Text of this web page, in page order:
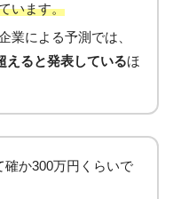
います。
業による予測では、
えると発表しているほ
確か300万円くらいで